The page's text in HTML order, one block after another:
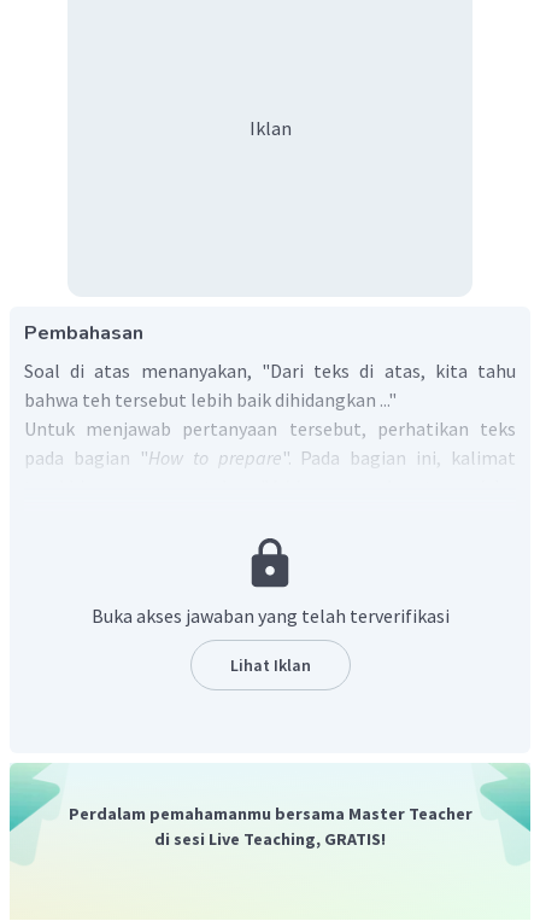
Iklan
Pembahasan
Soal di atas menanyakan, "Dari teks di atas, kita tahu
bahwa teh tersebut lebih baik dihidangkan ..."
Untuk menjawab pertanyaan tersebut, perhatikan teks
pada bagian "How to prepare". Pada bagian ini, kalimat
"Tambahkan secukupnya air dingin dan es batu kemudian
simpan es teh yang sudah disiapkan di lemari es."
tersebut lebih baik dihidangkandingin .
Berikut ini terjemahan dari opsi A sampai D:
A. panas, B. hangat, C. dingin, D. di botol
Buka akses jawaban yang telah terverifikasi
Lihat Iklan
Perdalam pemahamanmu bersama Master Teacher
di sesi Live Teaching, GRATIS!